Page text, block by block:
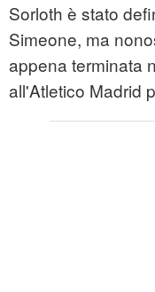
Sorloth è stato
Simeone, ma
appena terminata
all'Atletico Madrid